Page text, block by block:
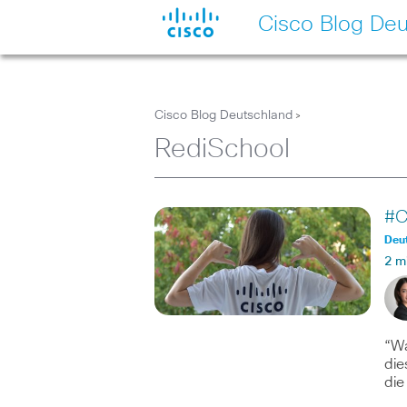
Cisco Blog
Cisco Blog Deutschland >
RediSchool
2
die